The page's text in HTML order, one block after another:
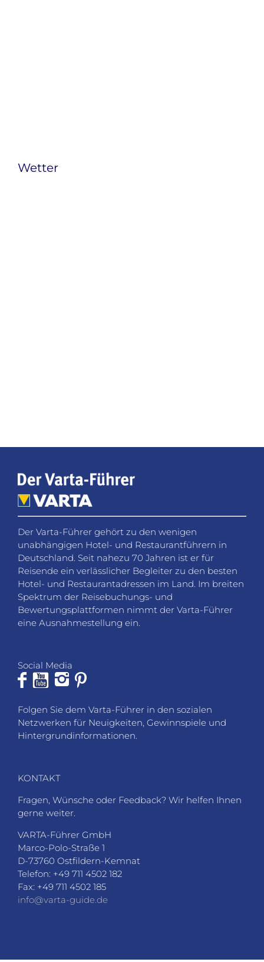
Wetter
Der Varta-Führer gehört zu den wenigen
unabhängigen Hotel- und Restaurantführern in
Deutschland. Seit nahezu 70 Jahren ist er für
Reisende ein verlässlicher Begleiter zu den besten
Hotel- und Restaurantadressen im Land. Im breiten
Spektrum der Reisebuchungs- und
Bewertungsplattformen nimmt der Varta-Führer
eine Ausnahmestellung ein.
Social Media
Folgen Sie dem Varta-Führer in den sozialen
Netzwerken für Neuigkeiten, Gewinnspiele und
Hintergrundinformationen.
KONTAKT
Fragen, Wünsche oder Feedback? Wir helfen Ihnen
gerne weiter.
VARTA-Führer GmbH
Marco-Polo-Straße 1
D-73760 Ostfildern-Kemnat
Telefon: +49 711 4502 182
Fax: +49 711 4502 185
info@varta-guide.de